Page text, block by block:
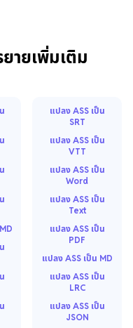
ายเพิ่มเติม
แปลง ASS เป็น
SRT
แปลง ASS เป็น
VTT
แปลง ASS เป็น
Word
แปลง ASS เป็น
Text
แปลง ASS เป็น
PDF
แปลง ASS เป็น MD
แปลง ASS เป็น
LRC
แปลง ASS เป็น
JSON